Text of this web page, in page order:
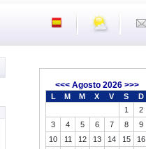
<<< Agosto 2026 >>>
L M M X V S
D
1
2
3
4 5 6 7 8
9
10
11 12 13 14 15
16